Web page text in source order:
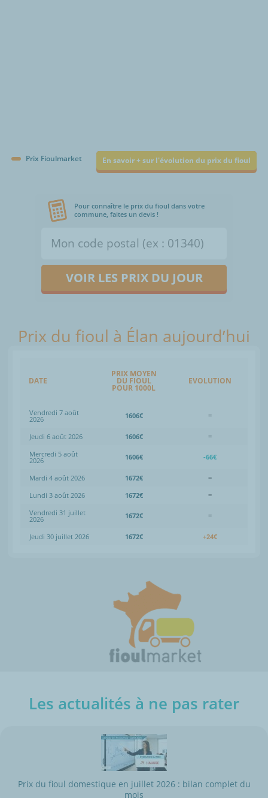
Prix Fioulmarket En savoir + sur l'évolution du prix du fioul
Pour connaître le prix du fioul dans votre
commune, faites un devis !
VOIR LES PRIX DU JOUR
Prix du fioul à Élan aujourd’hui
DATE
PRIX MOYEN
DU FIOUL
POUR 1000L
EVOLUTION
Vendredi 7 août
2026 1606€ =
Jeudi 6 août 2026 1606€
=
Mercredi 5 août
2026 1606€ -66€
Mardi 4 août 2026 1672€
=
Lundi 3 août 2026
1672€
=
Vendredi 31 juillet
2026 1672€ =
Jeudi 30 juillet 2026 1672€ +24€
Les actualités à ne pas rater
Prix du fioul domestique en juillet 2026 : bilan complet du
mois